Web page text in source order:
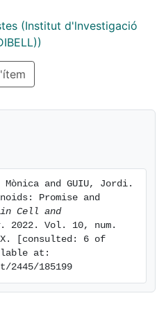
Therefore, over the
organoid cultures has
human intestinal
disease, and regeneration.
derived from pluripotent
somatic intestinal stem
sources harbour
weaknesses. In this mini
of human
the differences,
(Institut d'lnvestigació
Mònica and GUIU, Jordi.
Promise and
Cell and
. 2022. Vol. 10, num.
[consulted: 6 of
at:
185199